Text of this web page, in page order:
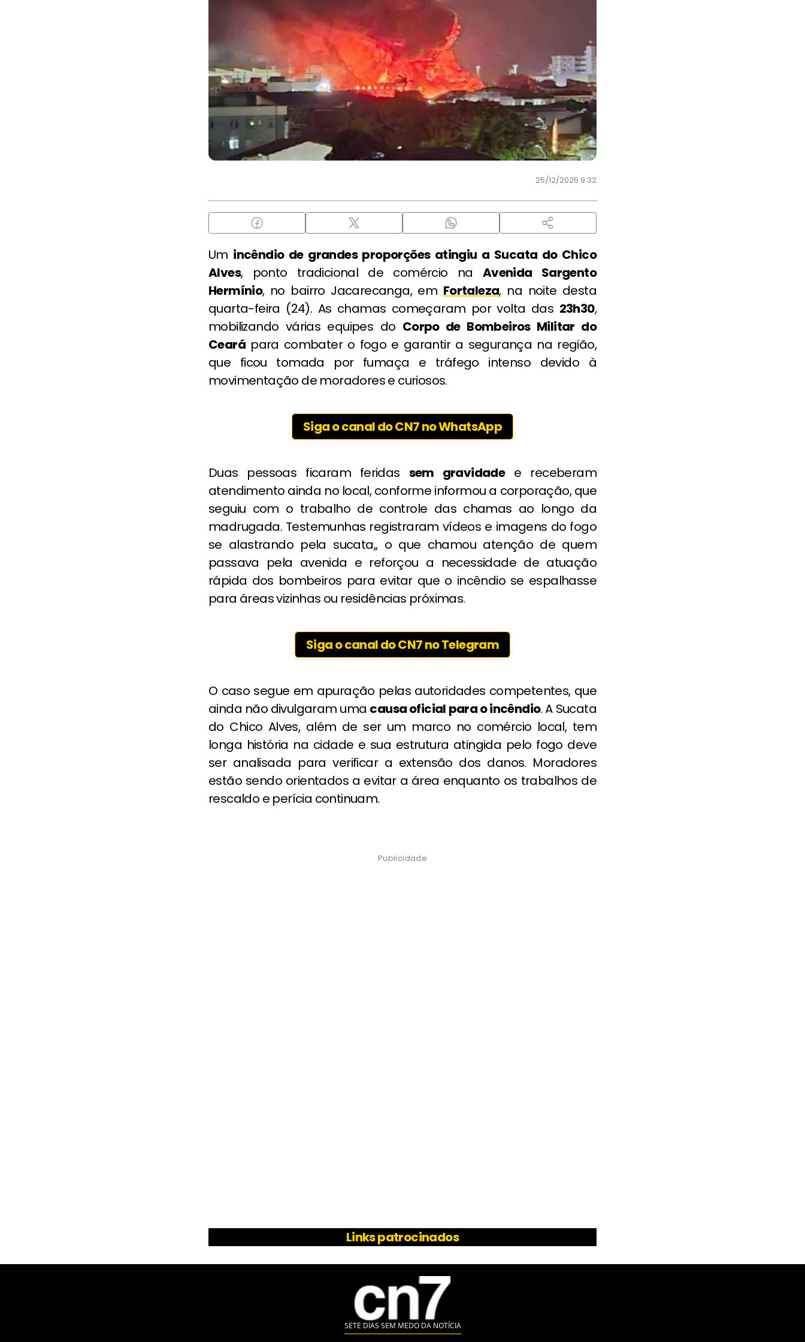
25/12/2025 9:32
Um incêndio de grandes proporções atingiu a Sucata do Chico
Alves, ponto tradicional de comércio na Avenida Sargento
Hermínio, no bairro Jacarecanga, em Fortaleza, na noite desta
quarta-feira (24). As chamas começaram por volta das 23h30,
mobilizando várias equipes do Corpo de Bombeiros Militar do
Ceará para combater o fogo e garantir a segurança na região,
que ficou tomada por fumaça e tráfego intenso devido à
movimentação de moradores e curiosos.
Siga o canal do CN7 no WhatsApp
Duas pessoas ficaram feridas sem gravidadee receberam
atendimento ainda no local, conforme informou a corporação, que
seguiu com o trabalho de controle das chamas ao longo da
madrugada. Testemunhas registraram vídeos e imagens do fogo
se alastrando pela sucata,, o que chamou atenção de quem
passava pela avenida e reforçou a necessidade de atuação
rápida dos bombeiros para evitar que o incêndio se espalhasse
para áreas vizinhas ou residências próximas.
Siga o canal do CN7 no Telegram
O caso segue em apuração pelas autoridades competentes, que
ainda não divulgaram uma causa oficial para o incêndio. A Sucata
do Chico Alves, além de ser um marco no comércio local, tem
longa história na cidade e sua estrutura atingida pelo fogo deve
ser analisada para verificar a extensão dos danos. Moradores
estão sendo orientados a evitar a área enquanto os trabalhos de
rescaldo e perícia continuam.
Publicidade
Links patrocinados
SETE DIAS SEM MEDO DA NOTÍCIA